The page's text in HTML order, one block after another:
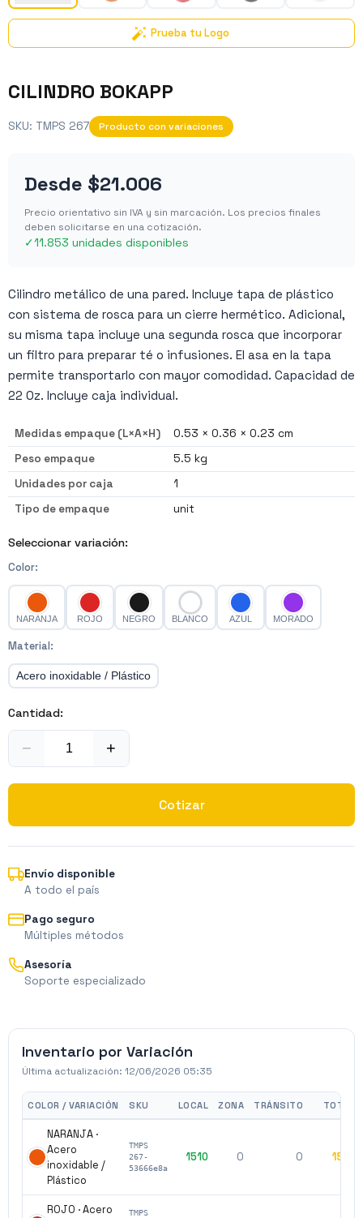
Prueba tu Logo
CILINDRO BOKAPP
SKU: TMPS 267 Producto con variaciones
Desde $21.006
Precio orientativo sin IVA y sin marcación. Los precios finales
deben solicitarse en una cotización.
✓11.853 unidades disponibles
Cilindro metálico de una pared. Incluye tapa de plástico
con sistema de rosca para un cierre hermético. Adicional,
su misma tapa incluye una segunda rosca que incorporar
un filtro para preparar té o infusiones. El asa en la tapa
permite transportarlo con mayor comodidad. Capacidad de
22 Oz. Incluye caja individual.
Medidas empaque (L×A×H)
0.53 × 0.36 × 0.23 cm
Peso empaque
5.5 kg
Unidades por caja
1
Tipo de empaque
unit
Seleccionar variación:
Color:
NARANJA ROJO NEGRO BLANCO AZUL MORADO
Material:
Acero inoxidable / Plástico
Cantidad:
− +
Cotizar
Envío disponible
A todo el país
Pago seguro
Múltiples métodos
Asesoría
Soporte especializado
Inventario por Variación
Última actualización: 12/06/2026 05:35
COLOR / VARIACIÓN SKU LOCAL ZONA TRÁNSITO TOTAL
NARANJA ·
Acero
inoxidable /
Plástico
TMPS
267-
53666e8a
1510 0 0 1510
ROJO · Acero
TMPS